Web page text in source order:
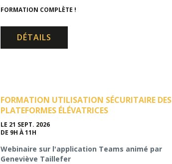
FORMATION COMPLÈTE !
DÉTAILS
FORMATION UTILISATION SÉCURITAIRE DES
PLATEFORMES ÉLÉVATRICES
LE 21 SEPT. 2026
DE 9H À 11H
Webinaire sur l'application Teams animé par
Geneviève Taillefer